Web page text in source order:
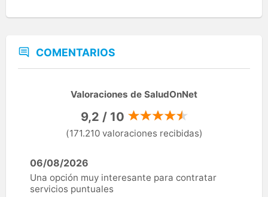
COMENTARIOS
Valoraciones de SaludOnNet
9,2 / 10
(171.210 valoraciones recibidas)
06/08/2026
Una opción muy interesante para contratar
servicios puntuales